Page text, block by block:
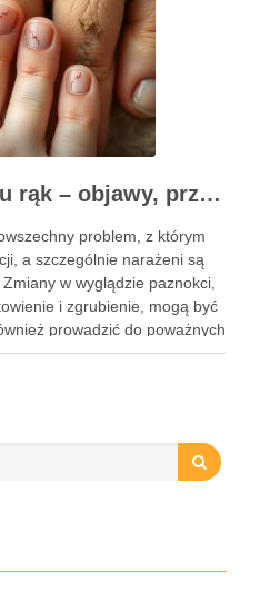
Grzybica paznokci u rąk – objawy, przyczyny i skuteczne leczenie
problem, z którym
a szczególnie narażeni są
w wyglądzie paznokci,
i zgrubienie, mogą być
prowadzić do poważnych
te są wywoływane przez